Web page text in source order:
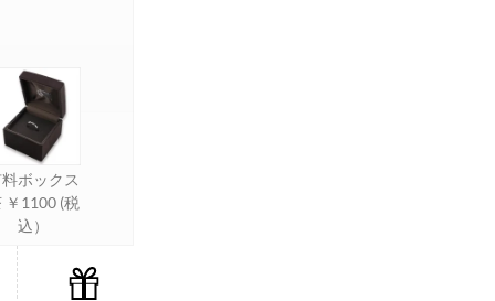
ボックス
￥1100 (税
込）